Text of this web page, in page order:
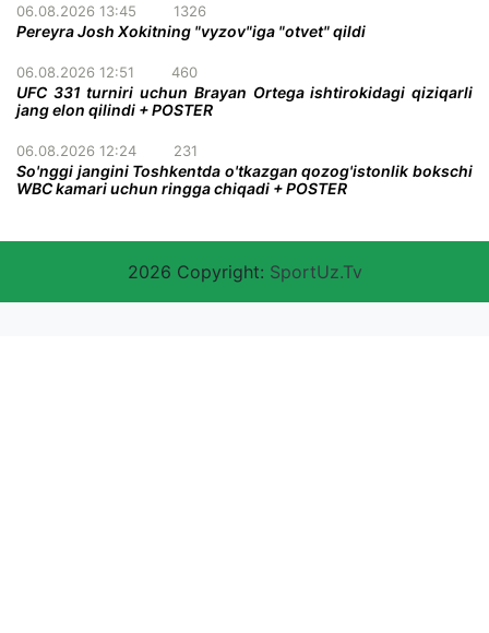
06.08.2026 13:45 1326
Pereyra Josh Xokitning "vyzov"iga "otvet" qildi
06.08.2026 12:51 460
UFC 331 turniri uchun Brayan Ortega ishtirokidagi qiziqarli
jang elon qilindi + POSTER
06.08.2026 12:24 231
So'nggi jangini Toshkentda o'tkazgan qozog'istonlik bokschi
WBC kamari uchun ringga chiqadi + POSTER
2026 Copyright: SportUz.Tv